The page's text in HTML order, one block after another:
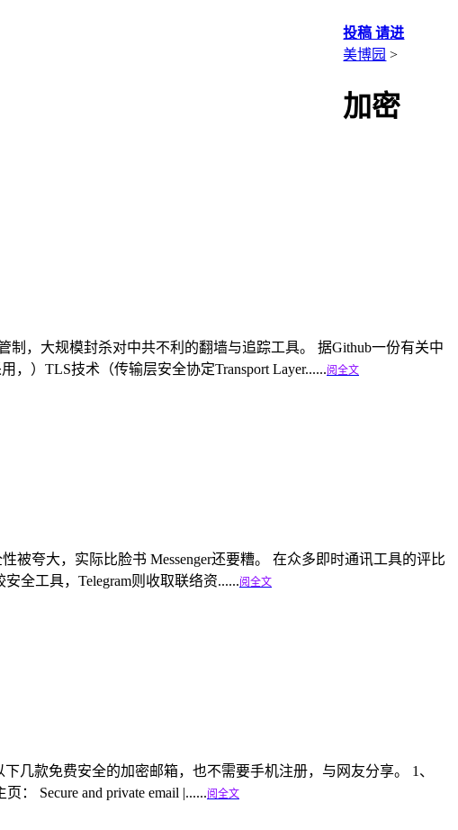
投稿 请进
美博园 >
加密
，大规模封杀对中共不利的翻墙与追踪工具。 据Github一份有关中
，）TLS技术（传输层安全协定Transport Layer......阅全文
被夸大，实际比脸书 Messenger还要糟。 在众多即时通讯工具的评比
全工具，Telegram则收取联络资......阅全文
几款免费安全的加密邮箱，也不需要手机注册，与网友分享。 1、
： Secure and private email |......阅全文